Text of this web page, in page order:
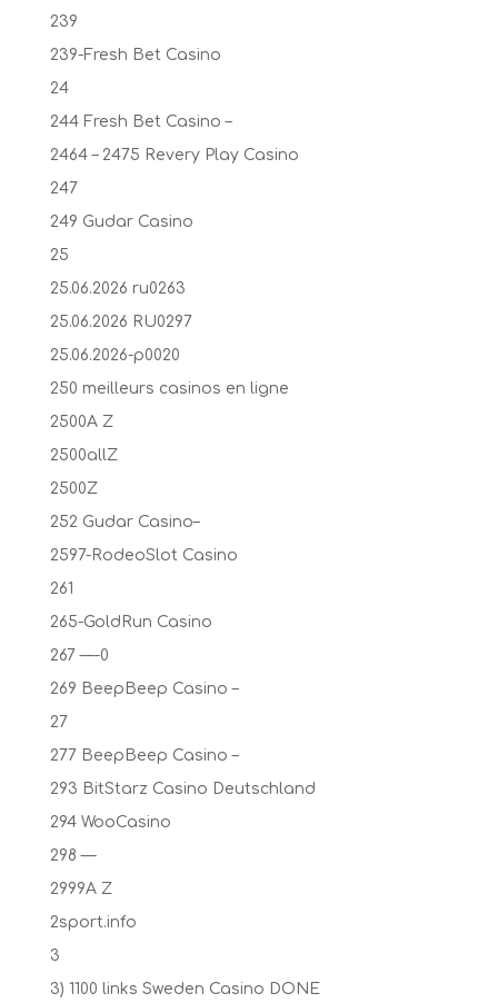
239
239-Fresh Bet Casino
24
244 Fresh Bet Casino –
2464 – 2475 Revery Play Casino
247
249 Gudar Casino
25
25.06.2026 ru0263
25.06.2026 RU0297
25.06.2026-p0020
250 meilleurs casinos en ligne
2500A Z
2500allZ
2500Z
252 Gudar Casino–
2597-RodeoSlot Casino
261
265-GoldRun Casino
267 —-0
269 BeepBeep Casino –
27
277 BeepBeep Casino –
293 BitStarz Casino Deutschland
294 WooCasino
298 —
2999A Z
2sport.info
3
3) 1100 links Sweden Casino DONE